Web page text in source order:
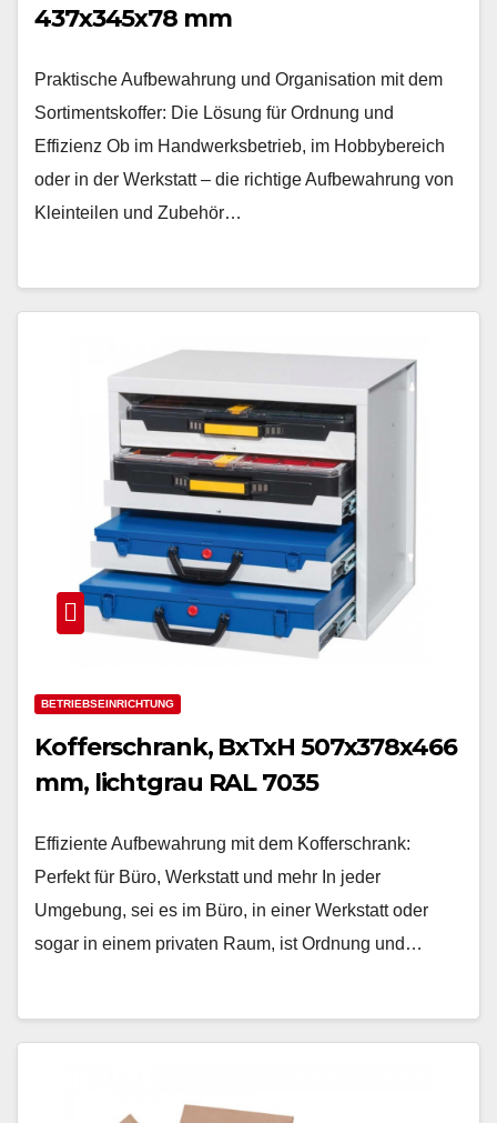
437x345x78 mm
Praktische Aufbewahrung und Organisation mit dem
Sortimentskoffer: Die Lösung für Ordnung und
Effizienz Ob im Handwerksbetrieb, im Hobbybereich
oder in der Werkstatt – die richtige Aufbewahrung von
Kleinteilen und Zubehör…
BETRIEBSEINRICHTUNG
Kofferschrank, BxTxH 507x378x466
mm, lichtgrau RAL 7035
Effiziente Aufbewahrung mit dem Kofferschrank:
Perfekt für Büro, Werkstatt und mehr In jeder
Umgebung, sei es im Büro, in einer Werkstatt oder
sogar in einem privaten Raum, ist Ordnung und…